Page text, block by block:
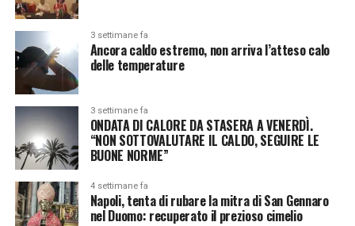
3 settimane fa
Ancora caldo estremo, non arriva l’atteso calo
delle temperature
3 settimane fa
ONDATA DI CALORE DA STASERA A VENERDÌ.
“NON SOTTOVALUTARE IL CALDO, SEGUIRE LE
BUONE NORME”
4 settimane fa
Napoli, tenta di rubare la mitra di San Gennaro
nel Duomo: recuperato il prezioso cimelio